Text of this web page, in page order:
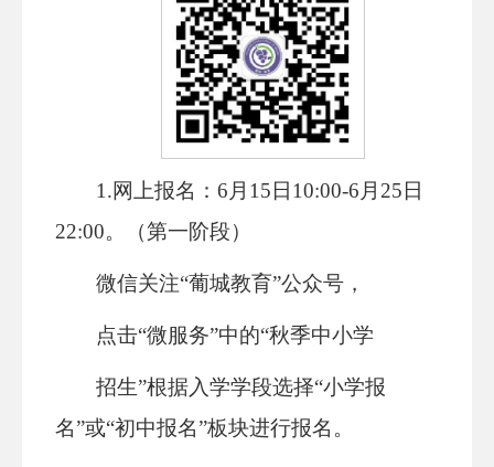
1.网上报名：6月15日10:00-6月25 日
22:00。
（第一阶段）
微信关注“葡城教育”公众号，
点击“微服务”中的“秋季中小学
招生”根据入学学段选择“小学报
名”或“初中报名”板块进行报名 。